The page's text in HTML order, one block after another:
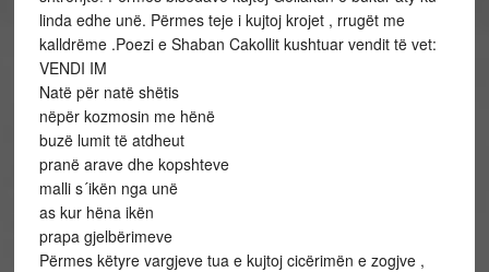
linda edhe unë. Përmes teje i kujtoj krojet , rrugët me
kalldrëme .Poezi e Shaban Cakollit kushtuar vendit të vet:
VENDI IM
Natë për natë shëtis
nëpër kozmosin me hënë
buzë lumit të atdheut
pranë arave dhe kopshteve
malli s´ikën nga unë
as kur hëna ikën
prapa gjelbërimeve
Përmes këtyre vargjeve tua e kujtoj cicërimën e zogjve ,